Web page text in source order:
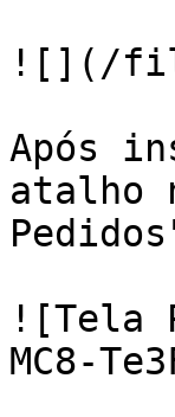
![](/
Após
atalho
![Tela
MC8-